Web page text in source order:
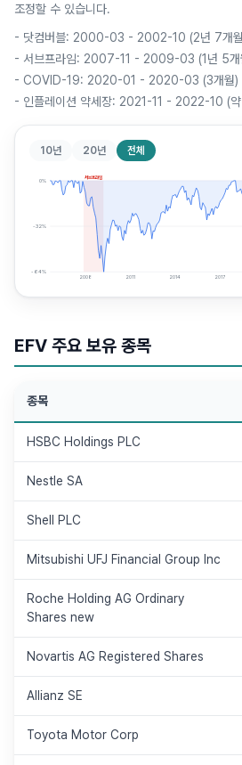
조정할 수 있습니다.
- 닷컴버블: 2000-03 - 2002-10 (2년 7개
- 서브프라임: 2007-11 - 2009-03 (1년 5개
- COVID-19: 2020-01 - 2020-03 (3개월)
- 인플레이션 약세장: 2021-11 - 2022-10 (약
10년 20년 전체
서브프라임
0%
-32%
-64%
2008 2011 2014 2017
EFV 주요 보유 종목
종목
HSBC Holdings PLC
Nestle SA
Shell PLC
Mitsubishi UFJ Financial Group Inc
Roche Holding AG Ordinary
Shares new
Novartis AG Registered Shares
Allianz SE
Toyota Motor Corp